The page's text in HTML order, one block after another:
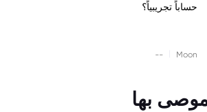
حساباً تجريبياً؟
Moon
--
بها